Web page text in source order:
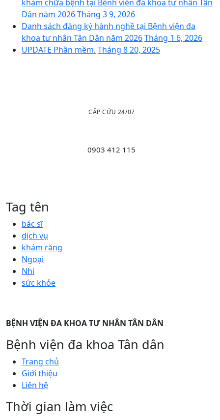
khám chữa bệnh tại Bệnh viện đa khoa tư nhân Tân
Dân năm 2026Tháng 3 9, 2026
Danh sách đăng ký hành nghề tại Bệnh viện đa
khoa tư nhân Tân Dân năm 2026Tháng 1 6, 2026
UPDATE Phần mềm. Tháng 8 20, 2025
CẤP CỨU 24/07
0903 412 115
Tag tên
bác sĩ
dịch vụ
khám răng
Ngoại
Nhi
sức khỏe
BỆNH VIỆN ĐA KHOA TƯ NHÂN TÂN DÂN
Bệnh viện đa khoa Tân dân
Trang chủ
Giới thiệu
Liên hệ
Thời gian làm việc